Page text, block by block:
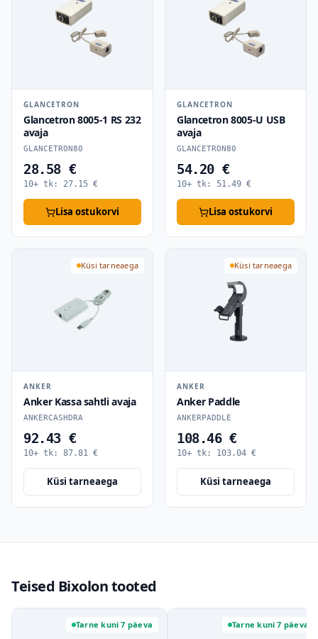
GLANCETRON
Glancetron 8005-1 RS 232
avaja
GLANCETRON80
28.58 €
10+ tk: 27.15 €
Lisa ostukorvi
GLANCETRON
Glancetron 8005-U USB
avaja
GLANCETRON80
54.20 €
10+ tk: 51.49 €
Lisa ostukorvi
Küsi tarneaega
ANKER
Anker Kassa sahtli avaja
ANKERCASHDRA
92.43 €
10+ tk: 87.81 €
Küsi tarneaega
Küsi tarneaega
ANKER
Anker Paddle
ANKERPADDLE
108.46 €
10+ tk: 103.04 €
Küsi tarneaega
Teised Bixolon tooted
Tarne kuni 7 päeva Tarne kuni 7 päeva